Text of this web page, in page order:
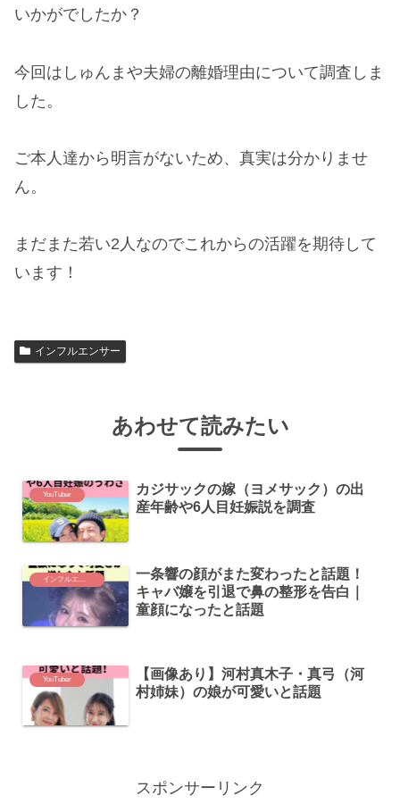
いかがでしたか？
今回はしゅんまや夫婦の離婚理由について調査しま
した。
ご本人達から明言がないため、真実は分かりませ
ん。
まだまた若い2人なのでこれからの活躍を期待して
います！
インフルエンサー
あわせて読みたい
YouTuber
カジサックの嫁（ヨメサック）の出
産年齢や6人目妊娠説を調査
インフルエンサー
一条響の顔がまた変わったと話題！
キャバ嬢を引退で鼻の整形を告白｜
童顔になったと話題
YouTuber
【画像あり】河村真木子・真弓（河
村姉妹）の娘が可愛いと話題
スポンサーリンク